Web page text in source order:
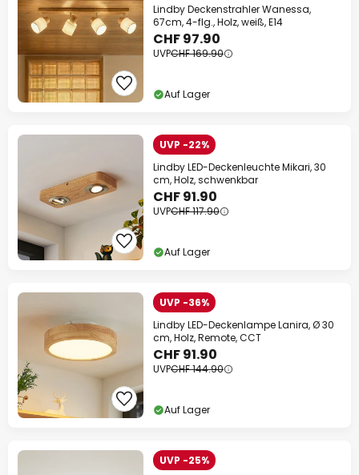
Lindby Deckenstrahler Wanessa,
67cm, 4-flg., Holz, weiß, E14
CHF 97.90
UVPCHF 169.90
Auf Lager
UVP -22%
Lindby LED-Deckenleuchte Mikari, 30
cm, Holz, schwenkbar
CHF 91.90
UVPCHF 117.90
Auf Lager
UVP -36%
Lindby LED-Deckenlampe Lanira, Ø 30
cm, Holz, Remote, CCT
CHF 91.90
UVPCHF 144.90
Auf Lager
UVP -25%